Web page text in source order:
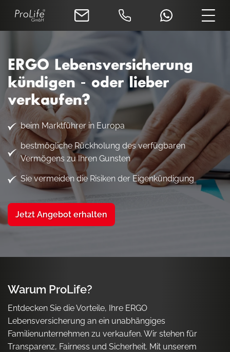
ERGO Lebensversicherung
kündigen - oder lieber
verkaufen?
beim Marktführer in Europa
bestmögliche Rückholung des verfügbaren
Vermögens zu Ihren Gunsten
Sie vermeiden die Risiken der Eigenkündigung
Jetzt Angebot erhalten
Warum ProLife?
Entdecken Sie die Vorteile, Ihre ERGO
Lebensversicherung an ein unabhängiges
Familienunternehmen zu verkaufen. Wir stehen für
Transparenz, Fairness und Sicherheit. Mit unserem